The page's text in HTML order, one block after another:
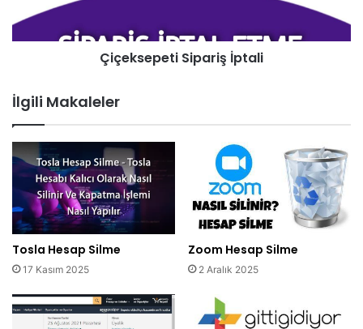
Çiçeksepeti Sipariş İptali
İlgili Makaleler
Tosla Hesap Silme
17 Kasım 2025
Zoom Hesap Silme
2 Aralık 2025